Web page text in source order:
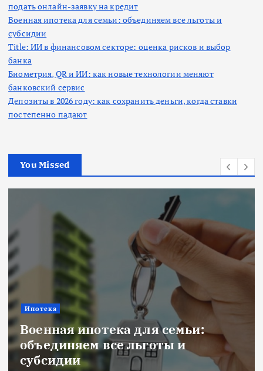
подать онлайн-заявку на кредит
Военная ипотека для семьи: объединяем все льготы и
субсидии
Title: ИИ в финансовом секторе: оценка рисков и выбор
банка
Биометрия, QR и ИИ: как новые технологии меняют
банковский сервис
Депозиты в 2026 году: как сохранить деньги, когда ставки
постепенно падают
You Missed
Новости
Title: ИИ в финансовом секторе:
оценка рисков и выбор банка